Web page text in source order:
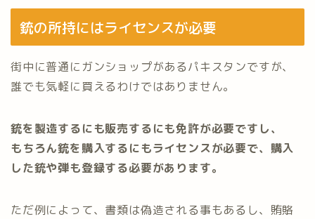
銃の所持にはライセンスが必要
街中に普通にガンショップがあるパキスタンですが、
誰でも気軽に買えるわけではありません。
銃を製造するにも販売するにも免許が必要ですし、
もちろん銃を購入するにもライセンスが必要で、購入
した銃や弾も登録する必要があります。
ただ例によって、書類は偽造される事もあるし、賄賂